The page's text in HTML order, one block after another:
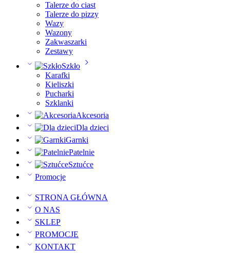
Talerze do ciast
Talerze do pizzy
Wazy
Wazony
Zakwaszarki
Zestawy
Szkło
Karafki
Kieliszki
Pucharki
Szklanki
Akcesoria
Dla dzieci
Garnki
Patelnie
Sztućce
Promocje
STRONA GŁÓWNA
O NAS
SKLEP
PROMOCJE
KONTAKT